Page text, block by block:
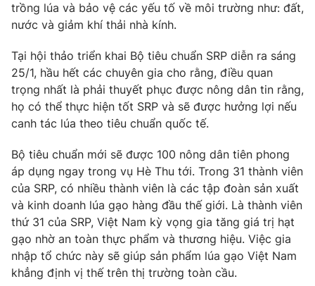
Phim VTV
Nhân vật
Khán giả
Giải sao mai
Giải trí
Điện ảnh
Âm nhạc
Sao
Đời sống
Du lịch
Làm đẹp
Chất lượng cuộc sống
Giáo dục
Tuyển sinh
Học trực tuyến
Hitech Công nghệ tương lai
Sản phẩm
Thị trường
Tư vấn
Giao lưu trực tuyến
Lịch phát sóng
Chuyên mục khác
trồng lúa và bảo vệ các yếu tố về môi trường như: đất,
nước và giảm khí thải nhà kính.
Tại hội thảo triển khai Bộ tiêu chuẩn SRP diễn ra sáng
25/1, hầu hết các chuyên gia cho rằng, điều quan
trọng nhất là phải thuyết phục được nông dân tin rằng,
họ có thể thực hiện tốt SRP và sẽ được hưởng lợi nếu
canh tác lúa theo tiêu chuẩn quốc tế.
Bộ tiêu chuẩn mới sẽ được 100 nông dân tiên phong
áp dụng ngay trong vụ Hè Thu tới. Trong 31 thành viên
của SRP, có nhiều thành viên là các tập đoàn sản xuất
và kinh doanh lúa gạo hàng đầu thế giới. Là thành viên
thứ 31 của SRP, Việt Nam kỳ vọng gia tăng giá trị hạt
gạo nhờ an toàn thực phẩm và thương hiệu. Việc gia
nhập tổ chức này sẽ giúp sản phẩm lúa gạo Việt Nam
khẳng định vị thế trên thị trường toàn cầu.